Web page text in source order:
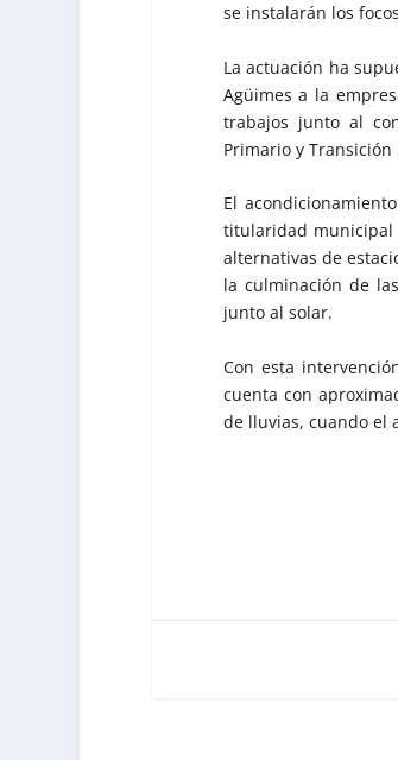
se instalarán los
La actuación ha
Agüimes a la
trabajos junto al
Primario y Transición
El
titularidad municipal
alternativas de
la culminación de
junto al solar.
Con esta
cuenta con
de lluvias, cuando el